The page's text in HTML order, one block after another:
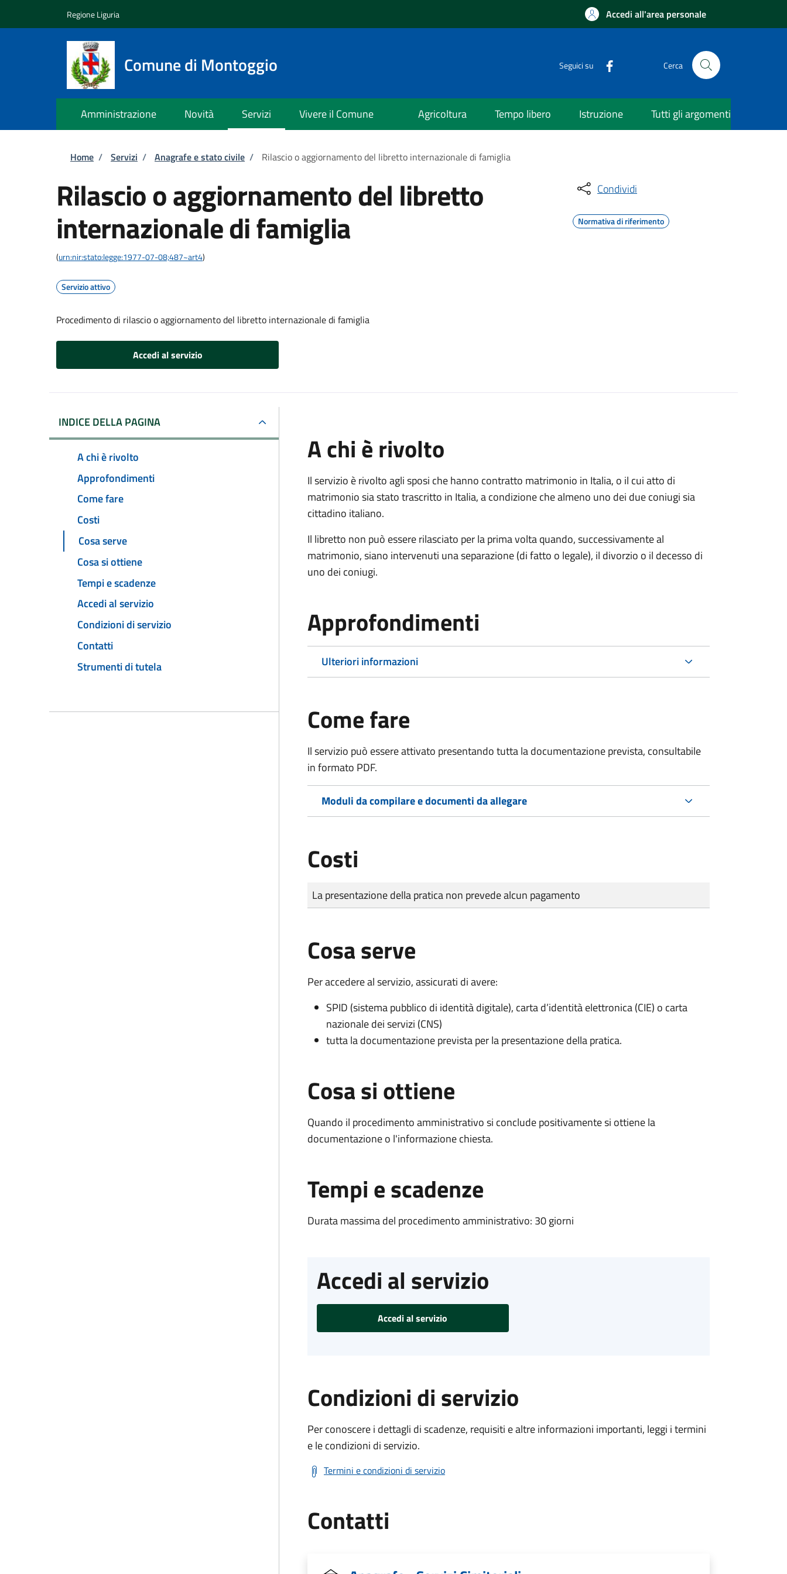
Regione Liguria Accedi all'area personale
Comune di Montoggio Seguici su Cerca
Amministrazione Novità Servizi Vivere il Comune Agricoltura Tempo libero Istruzione Tutti gli argomenti
Briciole di pane
Home / Servizi / Anagrafe e stato civile / Rilascio o aggiornamento del libretto internazionale di famiglia
Rilascio o aggiornamento del libretto
internazionale di famiglia
(urn:nir:stato:legge:1977-07-08;487~art4)
Servizio attivo
Procedimento di rilascio o aggiornamento del libretto internazionale di famiglia
Accedi al servizio
Condividi
Normativa di riferimento
INDICE DELLA PAGINA
A chi è rivolto
Approfondimenti
Come fare
Costi
Cosa serve
Cosa si ottiene
Tempi e scadenze
Accedi al servizio
Condizioni di servizio
Contatti
Strumenti di tutela
A chi è rivolto
Il servizio è rivolto agli sposi che hanno contratto matrimonio in Italia, o il cui atto di
matrimonio sia stato trascritto in Italia, a condizione che almeno uno dei due coniugi sia
cittadino italiano.
Il libretto non può essere rilasciato per la prima volta quando, successivamente al
matrimonio, siano intervenuti una separazione (di fatto o legale), il divorzio o il decesso di
uno dei coniugi.
Approfondimenti
Ulteriori informazioni
Come fare
Il servizio può essere attivato presentando tutta la documentazione prevista, consultabile
in formato PDF.
Moduli da compilare e documenti da allegare
Costi
Tipo di pagamento
Importo
La presentazione della pratica non prevede alcun pagamento
Cosa serve
Per accedere al servizio, assicurati di avere:
SPID (sistema pubblico di identità digitale), carta d’identità elettronica (CIE) o carta
nazionale dei servizi (CNS)
tutta la documentazione prevista per la presentazione della pratica.
Cosa si ottiene
Quando il procedimento amministrativo si conclude positivamente si ottiene la
documentazione o l'informazione chiesta.
Tempi e scadenze
Durata massima del procedimento amministrativo: 30 giorni
Accedi al servizio
Accedi al servizio
Condizioni di servizio
Per conoscere i dettagli di scadenze, requisiti e altre informazioni importanti, leggi i termini
e le condizioni di servizio.
Termini e condizioni di servizio
Contatti